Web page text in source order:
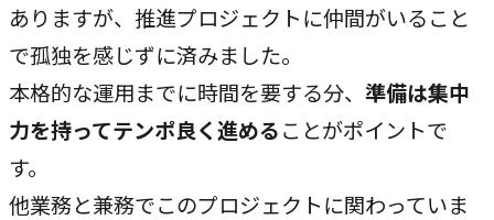
ありますが、推進プロジェクトに仲間がいること
で孤独を感じずに済みました。
本格的な運用までに時間を要する分、 準備は集中
力を持ってテンポ良く進めることがポイントで
す。
他業務と兼務でこのプロジェクトに関わっていま